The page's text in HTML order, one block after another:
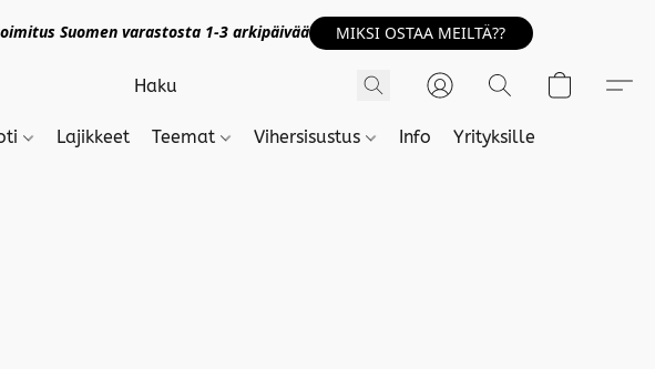
Suomen varastosta 1-3 arkipäivää MIKSI OSTAA MEILTÄ??
Lajikkeet Teemat Vihersisustus Info Yrityksille